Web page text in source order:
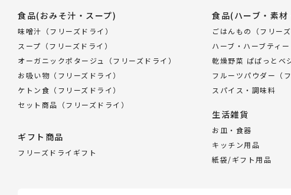
食品(おみそ汁・スープ)
味噌汁（フリーズドライ）
スープ（フリーズドライ）
オーガニックポタージュ（フリーズドライ）
お吸い物（フリーズドライ）
ケトン食（フリーズドライ）
セット商品（フリーズドライ）
ギフト商品
フリーズドライギフト
食品(ハーブ・素
ごはんもの（フリーズ
ハーブ・ハーブティ
乾燥野菜 ぱぱっとベ
フルーツパウダー（
スパイス・調味料
生活雑貨
お皿・食器
キッチン用品
紙袋/ギフト用品